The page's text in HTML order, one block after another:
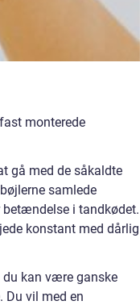
monterede
gå med de såkaldte
samlede
i tandkødet.
konstant med dårlig
du kan være ganske
Du vil med en